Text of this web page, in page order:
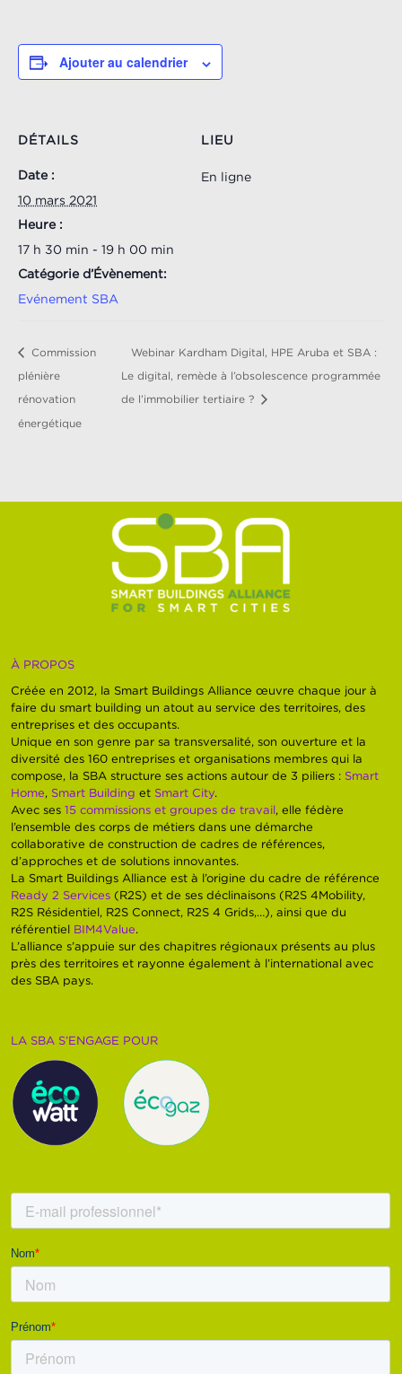
Ajouter au calendrier
DÉTAILS
Date :
10 mars 2021
Heure :
17 h 30 min - 19 h 00 min
Catégorie d’Évènement:
Evénement SBA
LIEU
En ligne
Commission
plénière
rénovation
énergétique
Webinar Kardham Digital, HPE Aruba et SBA :
Le digital, remède à l’obsolescence programmée
de l’immobilier tertiaire ?
À PROPOS
Créée en 2012, la Smart Buildings Alliance œuvre chaque jour à
faire du smart building un atout au service des territoires, des
entreprises et des occupants.
Unique en son genre par sa transversalité, son ouverture et la
diversité des 160 entreprises et organisations membres qui la
compose, la SBA structure ses actions autour de 3 piliers : Smart
Home
Smart Building et Smart City
Avec ses15 commissions et groupes de travail , elle fédère
l’ensemble des corps de métiers dans une démarche
collaborative de construction de cadres de références,
d’approches et de solutions innovantes.
La Smart Buildings Alliance est à l’origine du cadre de référence
Ready 2 Services (R2S) et de ses déclinaisons (R2S 4Mobility,
R2S Résidentiel, R2S Connect, R2S 4 Grids,…), ainsi que du
référentiel BIM4Value
L’alliance s’appuie sur des chapitres régionaux présents au plus
près des territoires et rayonne également à l’international avec
des SBA pays.
LA SBA S’ENGAGE POUR